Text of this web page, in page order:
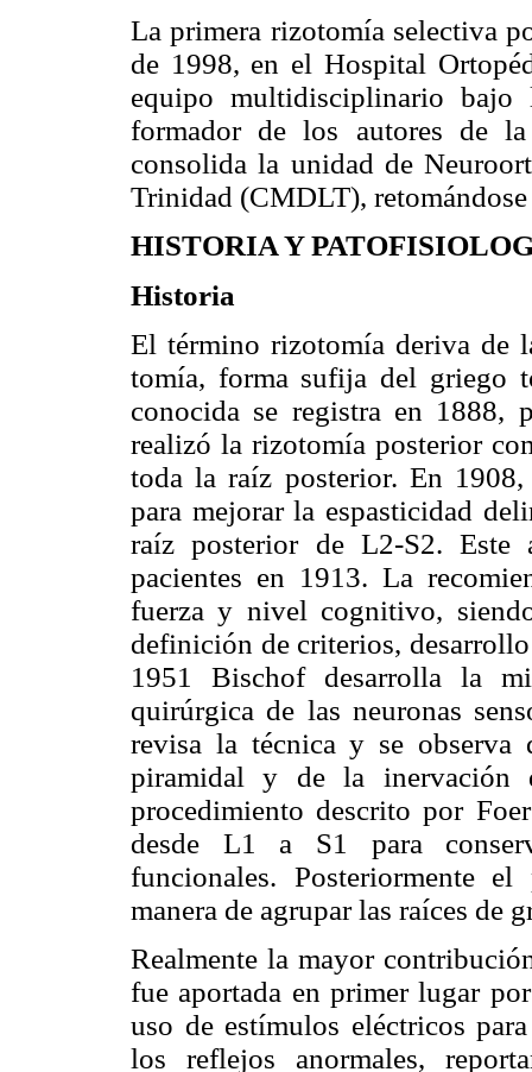
La primera rizotomía selectiva
de 1998, en el Hospital
equipo multidisciplinario
formador de los autores de
consolida la unidad de
Trinidad (CMDLT),
HISTORIA Y
Historia
El término rizotomía deriva de
tomía, forma sufija del griego
conocida se registra en 1888,
realizó la rizotomía posterior
toda la raíz posterior. En
para mejorar la espasticidad
raíz posterior de L2-S2.
pacientes en 1913. La
fuerza y nivel cognitivo,
definición de criterios,
1951 Bischof desarrolla la
quirúrgica de las neuronas
revisa la técnica y se observa
piramidal y de la
procedimiento descrito por
desde L1 a S1 para
funcionales. Posteriormente
manera de agrupar las raíces de
Realmente la mayor
fue aportada en primer lugar
uso de estímulos eléctricos
los reflejos anormales,